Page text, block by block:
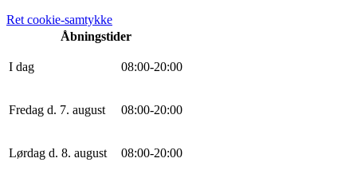
Ret cookie-samtykke
Åbningstider
I dag 08:00-20:00
Fredag d. 7. august 08:00-20:00
Lørdag d. 8. august 08:00-20:00